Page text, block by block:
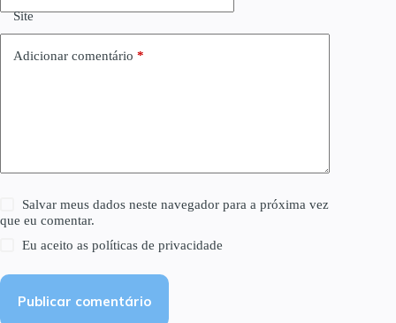
Site
Adicionar comentário *
Salvar meus dados neste navegador para a próxima vez
que eu comentar.
Eu aceito aspolíticas de privacidade
Publicar comentário